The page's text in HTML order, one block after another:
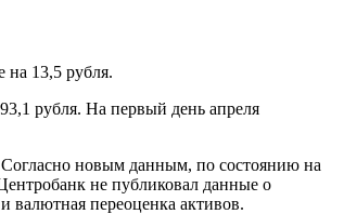
на 13,5 рубля.
рубля. На первый день апреля
Согласно новым данным, по состоянию на
не публиковал данные о
переоценка активов.